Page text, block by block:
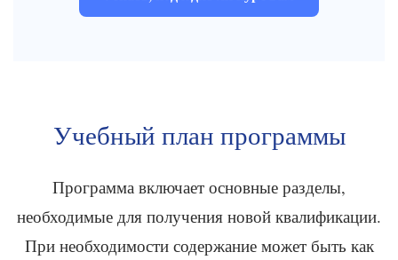
Учебный план программы
Программа включает основные разделы,
необходимые для получения новой квалификации.
При необходимости содержание может быть как